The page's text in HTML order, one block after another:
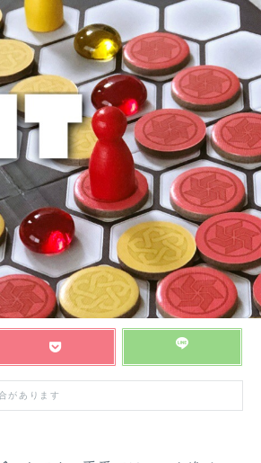
があります